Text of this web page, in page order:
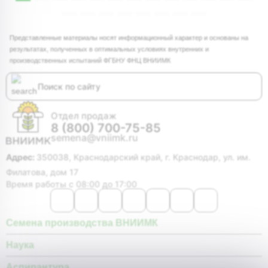
Представленные материалы носят информационный характер и основаны на
результатах, полученных в оптимальных условиях внутренних и
производственных испытаний ФГБНУ ФНЦ ВНИИМК
Отдел продаж
8 (800) 700-75-85
semena@vniimk.ru
Адрес: 350038, Краснодарский край, г. Краснодар, ул. им.
Филатова, дом 17
Время работы с 08:00 до 17:00
Семена производства ВНИИМК
Наука